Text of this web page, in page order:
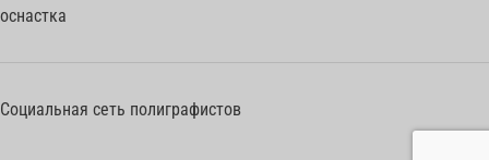
оснастка
Социальная сеть полиграфистов